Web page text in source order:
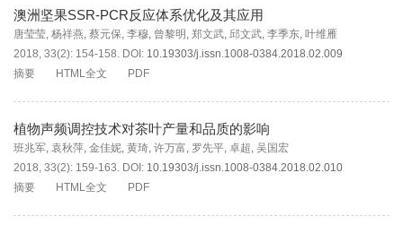
澳洲坚果SSR-PCR反应体系优化及其应用
唐莹莹, 杨祥燕, 蔡元保, 李穆, 曾黎明 , 郑文武, 邱文武, 李季东, 叶维雁
2018, 33(2): 154-158. DOI: 10.19303/j.issn.1008-0384.2018.02.009
摘要
HTML全文 PDF
植物声频调控技术对茶叶产量和品质的影响
班兆军, 袁秋萍, 金佳妮, 黄琦, 许万富, 罗先平, 卓超, 吴国宏
2018, 33(2): 159-163. DOI: 10.19303/j.issn.1008-0384.2018.02.010
摘要
HTML全文 PDF